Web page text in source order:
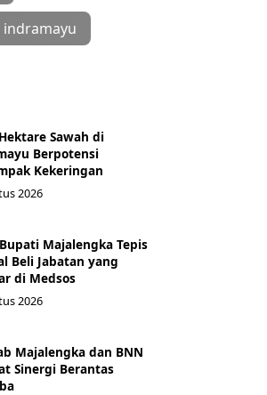
Sawah di
Berpotensi
Kekeringan
2026
Majalengka Tepis
Beli Jabatan yang
di Medsos
2026
Majalengka dan BNN
Sinergi Berantas